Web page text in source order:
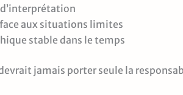
aux situations limites
stable dans le temps
jamais porter seule la